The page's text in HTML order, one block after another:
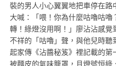
裝的男人小心翼翼地把車停在
大喊：「喂！你為什麼咕嚕咕
轉！綠燈沒用啊！」廖沾沾感
不祥的「咕嚕」聲，與他兒時
起家傳《沾醬秘笈》裡記載的
被麵皮的氣味籠罩，且燈號恒